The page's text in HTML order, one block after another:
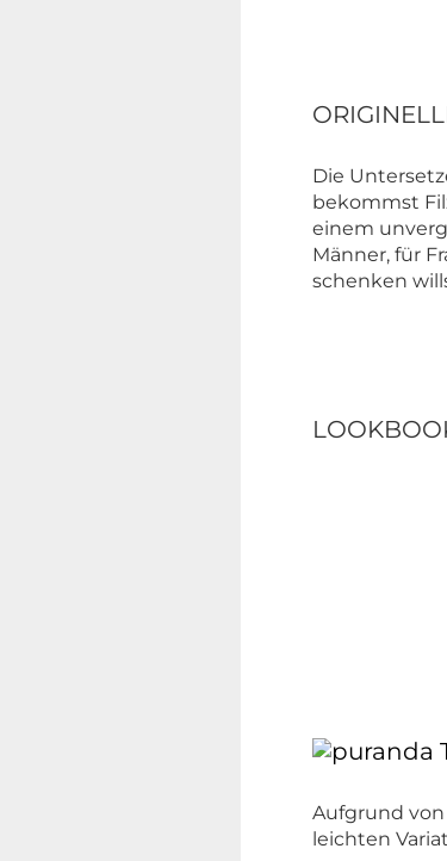
Die
bekommst
einem
Männer, für
schenken
Aufgrund
leichten